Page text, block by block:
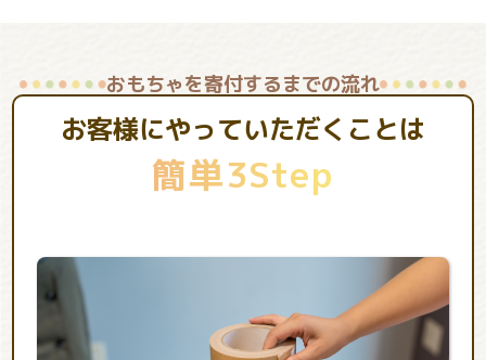
おもちゃを寄付するまでの流れ
お客様にやっていただくことは
簡単3Step